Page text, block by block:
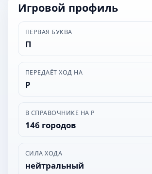
Игровой профиль
ПЕРВАЯ БУКВА
П
ПЕРЕДАЁТ ХОД НА
Р
В СПРАВОЧНИКЕ НА Р
146 городов
СИЛА ХОДА
нейтральный